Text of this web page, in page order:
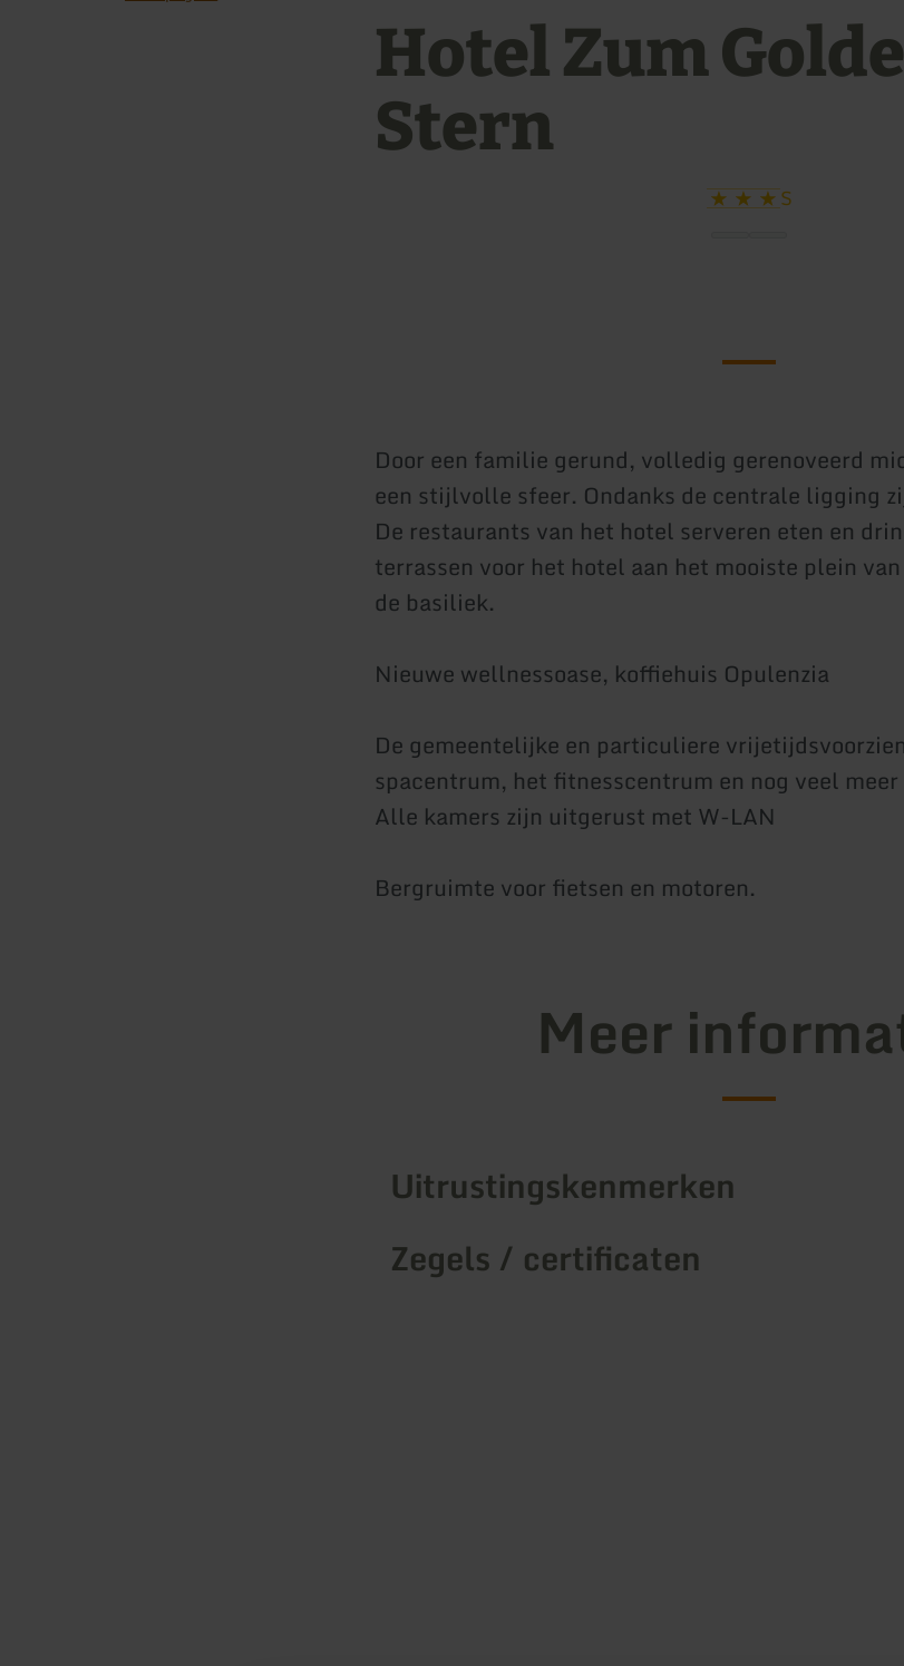
Hotel Zum
Stern
S
Door een familie gerund, volledig gerenoveerd
een stijlvolle sfeer. Ondanks de centrale ligging
De restaurants van het hotel serveren eten en
terrassen voor het hotel aan het mooiste plein
de basiliek.
Nieuwe wellnessoase, koffiehuis Opulenzia
De gemeentelijke en particuliere
spacentrum, het fitnesscentrum en nog veel
Alle kamers zijn uitgerust met W-LAN
Bergruimte voor fietsen en motoren.
Meer
Uitrustingskenmerken
Zegels / certificaten